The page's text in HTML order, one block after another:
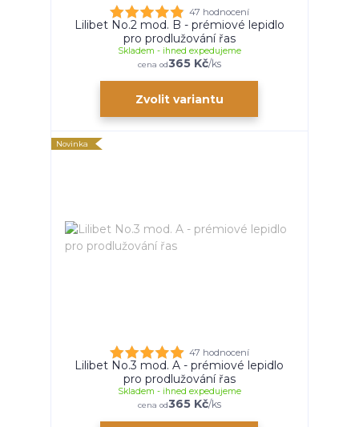
47 hodnocení
Lilibet No.2 mod. B - prémiové lepidlo
pro prodlužování řas
cena od365 Kč/ks
Skladem - ihned expedujeme
Zvolit variantu
Novinka
47 hodnocení
Lilibet No.3 mod. A - prémiové lepidlo
pro prodlužování řas
cena od365 Kč/ks
Skladem - ihned expedujeme